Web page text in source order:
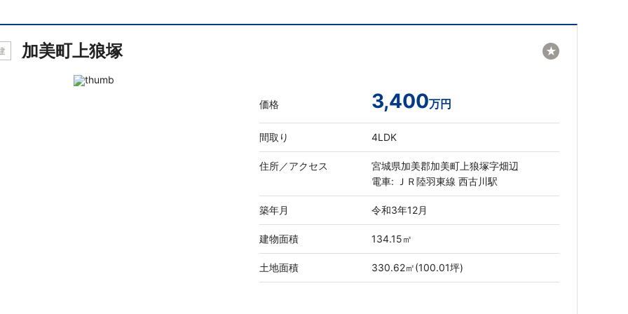
加美町上狼塚
価格 3,400万円
間取り 4LDK
住所／アクセス
宮城県加美郡加美町上狼塚字畑辺
電車: ＪＲ陸羽東線 西古川駅
築年月 令和3年12月
建物面積 134.15㎡
土地面積 330.62㎡(100.01坪)
★